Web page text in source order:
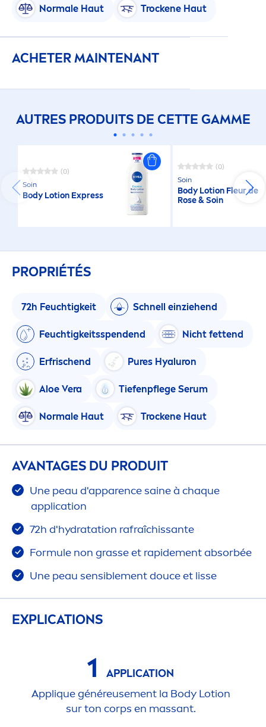
Normale Haut Trockene Haut
ACHETER MAINTENANT
AUTRES PRODUITS DE CETTE GAMME
(0)
Soin
Body Lotion Express
(0)
Soin
Body Lotion Fleur de
Rose& Soin
PROPRIÉTÉS
72h Feuchtigkeit Schnell einziehend
Feuchtigkeitsspendend Nicht fettend
Erfrischend Pures Hyaluron
Aloe Vera Tiefenpflege Serum
Normale Haut Trockene Haut
AVANTAGES DU PRODUIT
Une peau d'apparence saine à chaque
application
72h d'hydratation rafraîchissante
Formule non grasse et rapidement absorbée
Une peau sensiblement douce et lisse
EXPLICATIONS
1
APPLICATION
Applique généreusement la Body Lotion
sur ton corps en massant.